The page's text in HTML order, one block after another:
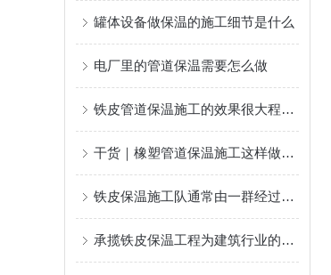
罐体设备做保温的施工细节是什么
电厂里的管道保温需要怎么做
铁皮管道保温施工的效果很大程度上取决于细节处理
干货｜橡塑管道保温施工这样做，不返工、更耐用！
铁皮保温施工队通常由一群经过严格培训的专业人员组成
承揽铁皮保温工程为建筑行业的可持续发展做出了贡献